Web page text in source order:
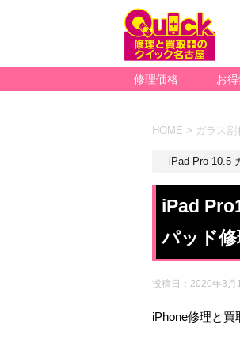
修理価格 お
HOME > ガラス割
iPad Pro 10.5
iPad
パッド
投稿日： 2020年3月
iPhone修理と買